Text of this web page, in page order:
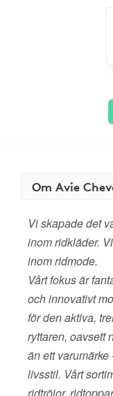
Om Avie
Vi skapade det
inom ridkläder.
inom ridmode.
Vårt fokus är
och innovativt
för den aktiva,
ryttaren, oavsett
än ett
livsstil. Vårt